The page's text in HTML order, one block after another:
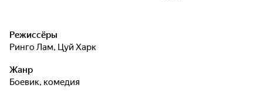
Режиссёры
Ринго Лам, Цуй Харк
Жанр
боевик, комедия